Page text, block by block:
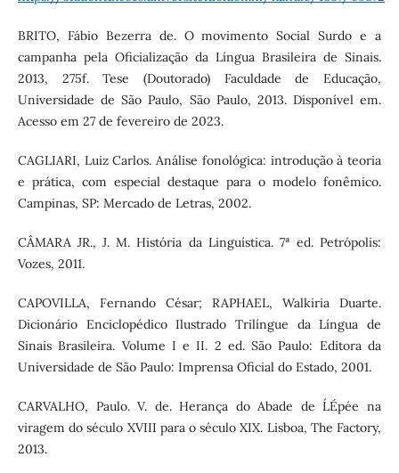
BRITO, Fábio Bezerra de. O movimento Social Surdo e a
campanha pela Oficialização da Língua Brasileira de Sinais.
2013, 275f. Tese (Doutorado) Faculdade de Educação,
Universidade de São Paulo, São Paulo, 2013. Disponível em.
Acesso em 27 de fevereiro de 2023.
CAGLIARI, Luiz Carlos. Análise fonológica: introdução à teoria
e prática, com especial destaque para o modelo fonêmico.
Campinas, SP: Mercado de Letras, 2002.
CÂMARA JR., J. M. História da Linguística. 7ª ed. Petrópolis:
Vozes, 2011.
CAPOVILLA, Fernando César; RAPHAEL, Walkiria Duarte.
Dicionário Enciclopédico Ilustrado Trilíngue da Língua de
Sinais Brasileira. Volume I e II. 2 ed. São Paulo: Editora da
Universidade de São Paulo: Imprensa Oficial do Estado, 2001.
CARVALHO, Paulo. V. de. Herança do Abade de L´Épée na
viragem do século XVIII para o século XIX. Lisboa, The Factory,
2013.